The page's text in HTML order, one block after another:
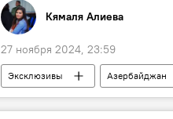
Кямаля Алиева
27 ноября 2024, 23:59
Эксклюзивы Азербайджан
Фильм
Пакистан